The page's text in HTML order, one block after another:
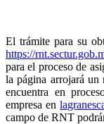
El trámite para su
https://
para el proceso de
la página arrojará
encuentra en
empresa en
campo de RNT